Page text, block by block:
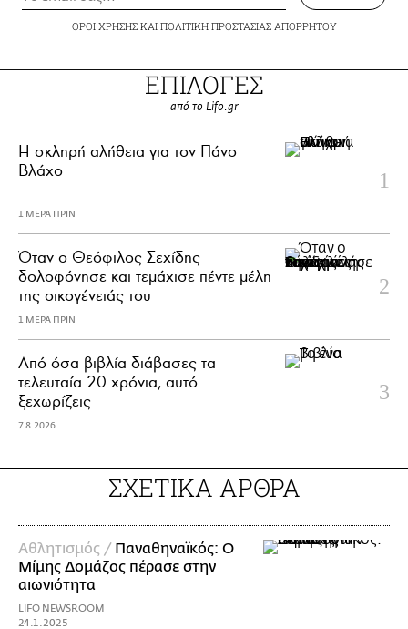
ΟΡΟΙ ΧΡΗΣΗΣΚΑΙ ΠΟΛΙΤΙΚΗ ΠΡΟΣΤΑΣΙΑΣ ΑΠΟΡΡΗΤΟΥ
ΕΠΙΛΟΓΕΣ
από το Lifo.gr
H σκληρή αλήθεια για τον Πάνο
Βλάχο
1 ΜΕΡΑ ΠΡΙΝ
Όταν ο Θεόφιλος Σεχίδης
δολοφόνησε και τεμάχισε πέντε μέλη
της οικογένειάς του
1 ΜΕΡΑ ΠΡΙΝ
Από όσα βιβλία διάβασες τα
τελευταία 20 χρόνια, αυτό
ξεχωρίζεις
7.8.2026
ΣΧΕΤΙΚΑ ΑΡΘΡΑ
Αθλητισμός / Παναθηναϊκός: Ο
Μίμης Δομάζος πέρασε στην
αιωνιότητα
LIFO NEWSROOM
24.1.2025